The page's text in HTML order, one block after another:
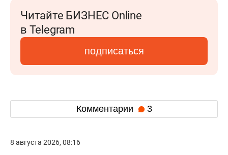
Читайте БИЗНЕС Online
в Telegram
подписаться
Комментарии 3
8 августа 2026, 08:16